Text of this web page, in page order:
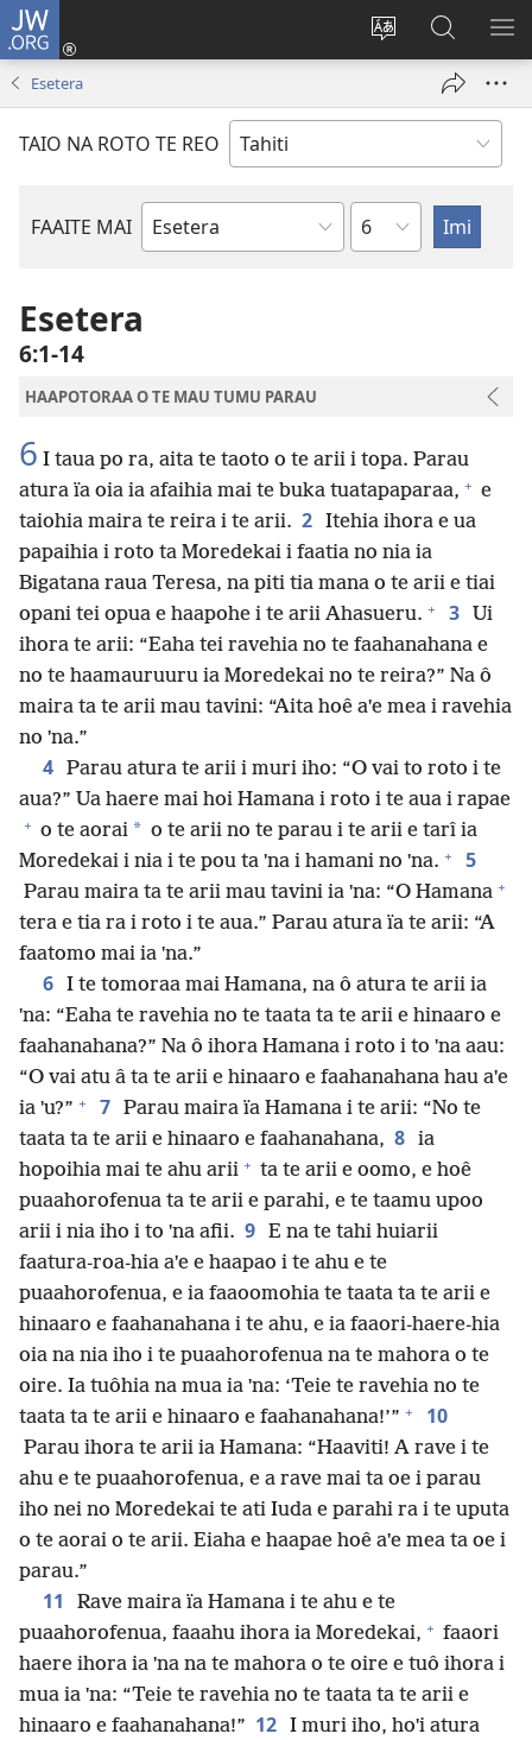
JW.ORG
Taui
reo
Nati
(opens
Maimiraa
nia
JW.ORG
Esetera
TAIO NA ROTO TE REO
FAAITE MAI
Buka
Pene
Esetera
6:1-14
HAAPOTORAA O TE MAU TUMU PARAU
6 I taua po ra, aita te taoto o te arii i topa. Parau
atura ïa oia ia afaihia mai te buka tuatapaparaa, + e
taiohia maira te reira i te arii. 2 Itehia ihora e ua
papaihia i roto ta Moredekai i faatia no nia ia
Bigatana raua Teresa, na piti tia mana o te arii e tiai
opani tei opua e haapohe i te arii Ahasueru. + 3
Ui
ihora te arii: “Eaha tei ravehia no te faahanahana e
no te haamauruuru ia Moredekai no te reira?” Na ô
maira ta te arii mau tavini: “Aita hoê aˈe mea i ravehia
no ˈna.”
4 Parau atura te arii i muri iho: “O vai to roto i te
aua?” Ua haere mai hoi Hamana i roto i te aua i rapae
+ o te aorai * o te arii no te parau i te arii e tarî ia
Moredekai i nia i te pou ta ˈna i hamani no ˈna. + 5
Parau maira ta te arii mau tavini ia ˈna: “O Hamana +
tera e tia ra i roto i te aua.” Parau atura ïa te arii: “A
faatomo mai ia ˈna.”
6 I te tomoraa mai Hamana, na ô atura te arii ia
ˈna: “Eaha te ravehia no te taata ta te arii e hinaaro e
faahanahana?” Na ô ihora Hamana i roto i to ˈna aau:
“O vai atu â ta te arii e hinaaro e faahanahana hau aˈe
ia ˈu?” + 7 Parau maira ïa Hamana i te arii: “No te
taata ta te arii e hinaaro e faahanahana, 8 ia
hopoihia mai te ahu arii + ta te arii e oomo, e hoê
puaahorofenua ta te arii e parahi, e te taamu upoo
arii i nia iho i to ˈna afii. 9 E na te tahi huiarii
faatura-roa-hia aˈe e haapao i te ahu e te
puaahorofenua, e ia faaoomohia te taata ta te arii e
hinaaro e faahanahana i te ahu, e ia faaori-haere-hia
oia na nia iho i te puaahorofenua na te mahora o te
oire. Ia tuôhia na mua ia ˈna: ‘Teie te ravehia no te
taata ta te arii e hinaaro e faahanahana!’” + 10
Parau ihora te arii ia Hamana: “Haaviti! A rave i te
ahu e te puaahorofenua, e a rave mai ta oe i parau
iho nei no Moredekai te ati Iuda e parahi ra i te uputa
o te aorai o te arii. Eiaha e haapae hoê aˈe mea ta oe i
parau.”
11
Rave maira ïa Hamana i te ahu e te
puaahorofenua, faaahu ihora ia Moredekai, + faaori
haere ihora ia ˈna na te mahora o te oire e tuô ihora i
mua ia ˈna: “Teie te ravehia no te taata ta te arii e
hinaaro e faahanahana!” 12 I muri iho, hoˈi atura